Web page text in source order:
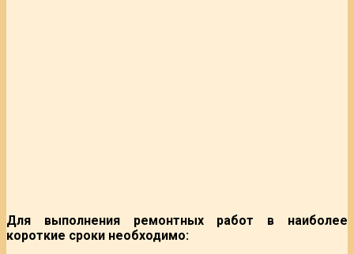
Для выполнения ремонтных работ в наиболее
короткие сроки необходимо: